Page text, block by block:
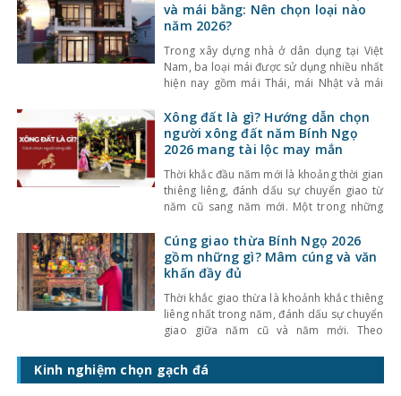
dòng vật liệu này và chia sẻ một số kinh
nghiệm
và mái bằng: Nên chọn loại nào
năm 2026?
Trong xây dựng nhà ở dân dụng tại Việt
Nam, ba loại mái được sử dụng nhiều nhất
hiện nay gồm mái Thái, mái Nhật và mái
kế, chi phí và công năng sử dụng. Việc lựa
chọn loại mái phù hợp không chỉ ảnh
hưởng đến
Xông đất là gì? Hướng dẫn chọn
người xông đất năm Bính Ngọ
2026 mang tài lộc may mắn
Thời khắc đầu năm mới là khoảng thời gian
thiêng liêng, đánh dấu sự chuyển giao từ
năm cũ sang năm mới. Một trong những
người Việt là xông đất (hay còn gọi là khai
trương đầu năm). Theo quan niệm dân
gian, người đầu tiên bước vào
Cúng giao thừa Bính Ngọ 2026
gồm những gì? Mâm cúng và văn
khấn đầy đủ
Thời khắc giao thừa là khoảnh khắc thiêng
liêng nhất trong năm, đánh dấu sự chuyển
giao giữa năm cũ và năm mới. Theo
cúng giao thừa không chỉ mang ý nghĩa
tiễn đưa năm cũ mà còn là nghi lễ cầu
Kinh nghiệm chọn gạch đá